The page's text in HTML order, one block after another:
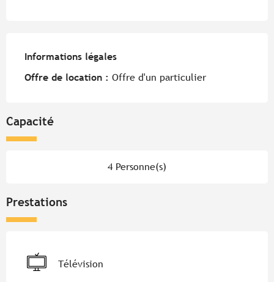
Informations légales
Informations légales
Offre de location : Offre d'un particulier
Capacité
4 Personne(s)
Prestations
Télévision